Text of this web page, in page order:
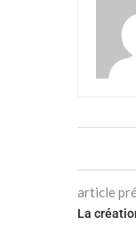
article
La